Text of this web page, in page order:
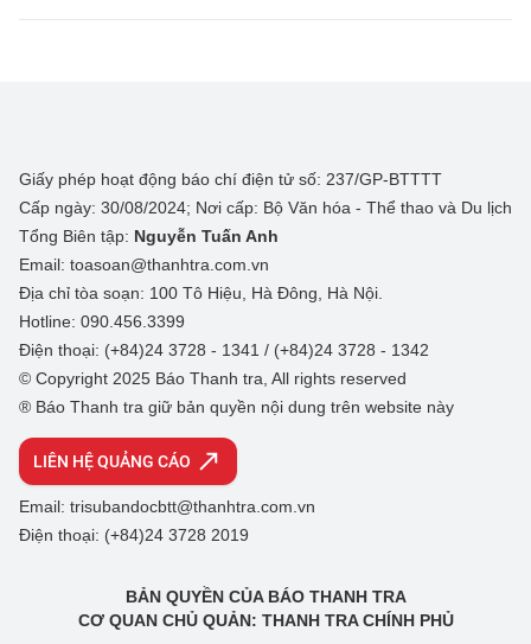
Giấy phép hoạt động báo chí điện tử số: 237/GP-BTTTT
Cấp ngày: 30/08/2024; Nơi cấp: Bộ Văn hóa - Thể thao và Du lịch
Tổng Biên tập: Nguyễn Tuấn Anh
Email: toasoan@thanhtra.com.vn
Địa chỉ tòa soạn: 100 Tô Hiệu, Hà Đông, Hà Nội.
Hotline: 090.456.3399
Điện thoại: (+84)24 3728 - 1341 / (+84)24 3728 - 1342
© Copyright 2025 Báo Thanh tra, All rights reserved
® Báo Thanh tra giữ bản quyền nội dung trên website này
LIÊN HỆ QUẢNG CÁO
Email: trisubandocbtt@thanhtra.com.vn
Điện thoại: (+84)24 3728 2019
BẢN QUYỀN CỦA BÁO THANH TRA
CƠ QUAN CHỦ QUẢN: THANH TRA CHÍNH PHỦ